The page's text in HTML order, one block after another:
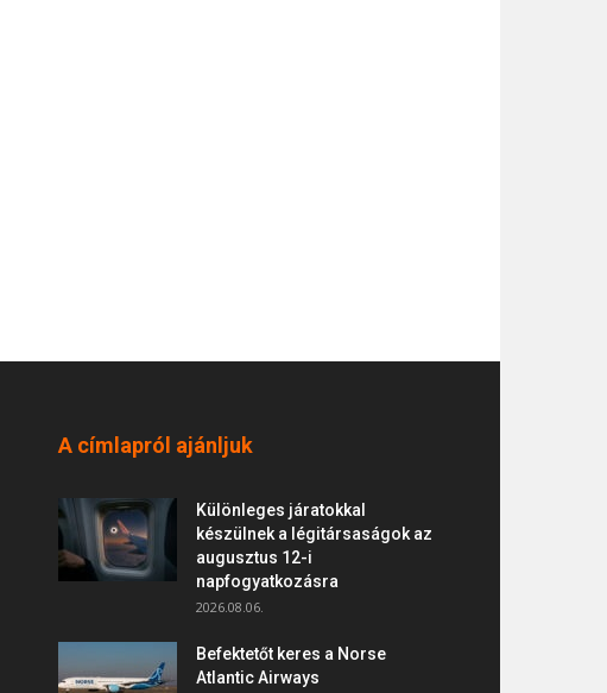
A címlapról ajánljuk
Különleges járatokkal
készülnek a légitársaságok az
augusztus 12-i
napfogyatkozásra
2026.08.06.
Befektetőt keres a Norse
Atlantic Airways